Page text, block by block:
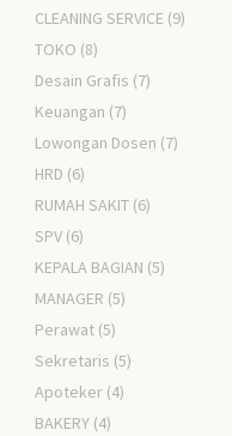
CLEANING SERVICE (9)
TOKO (8)
Desain Grafis (7)
Keuangan (7)
Lowongan Dosen (7)
HRD (6)
RUMAH SAKIT (6)
SPV (6)
KEPALA BAGIAN (5)
MANAGER (5)
Perawat (5)
Sekretaris (5)
Apoteker (4)
BAKERY (4)